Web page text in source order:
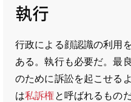
執行
行政による顔認識の利用
ある。執行も必要だ。最
のために訴訟を起こせる
は私訴権と呼ばれるものだ